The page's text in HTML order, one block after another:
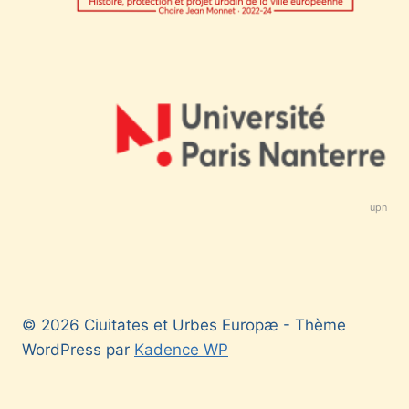
upn
© 2026 Ciuitates et Urbes Europæ - Thème
WordPress par Kadence WP